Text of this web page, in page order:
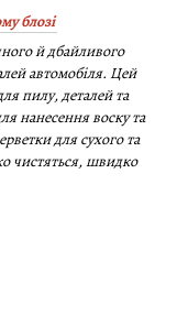
блозі
й дбайливого
автомобіля. Цей
пилу, деталей та
нанесення воску та
для сухого та
чистяться, швидко